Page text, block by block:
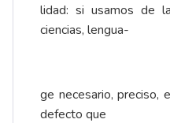
lidad: si usamos de
ciencias, lengua-
ge necesario, preciso,
defecto que